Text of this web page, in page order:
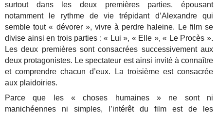
surtout dans les deux premières parties, épousant
notamment le rythme de vie trépidant d’Alexandre qui
semble tout « dévorer », vivre à perdre haleine. Le film se
divise ainsi en trois parties : « Lui », « Elle », « Le Procès ».
Les deux premières sont consacrées successivement aux
deux protagonistes. Le spectateur est ainsi invité à connaître
et comprendre chacun d’eux. La troisième est consacrée
aux plaidoiries.
Parce que les « choses humaines » ne sont ni
manichéennes ni simples, l’intérêt du film est de les